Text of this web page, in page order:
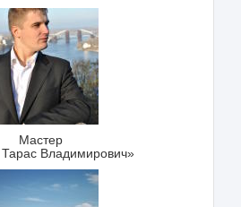
Мастер
Владимирович»